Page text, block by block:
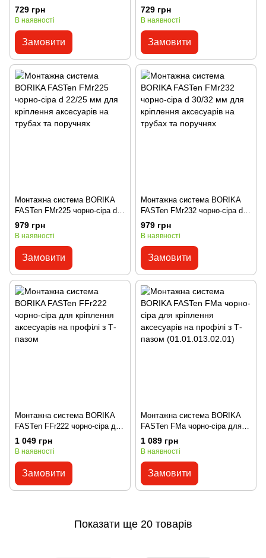
(01.01.008.02.01)
729 грн
В наявності
Замовити
(01.01.009.02.01)
729 грн
В наявності
Замовити
Монтажна система BORIKA
FASTen FMr225 чорно-сіра d
22/25 мм для кріплення
аксесуарів на трубах та
979 грн
В наявності
Замовити
Монтажна система BORIKA
FASTen FMr232 чорно-сіра d
30/32 мм для кріплення
аксесуарів на трубах та
979 грн
В наявності
Замовити
Монтажна система BORIKA
FASTen FFr222 чорно-сіра для
кріплення аксесуарів на
профілі з Т-пазом
1 049 грн
В наявності
Замовити
Монтажна система BORIKA
FASTen FMa чорно-сіра для
кріплення аксесуарів на
профілі з Т-пазом
1 089 грн
В наявності
Замовити
Показати ще 20 товарів